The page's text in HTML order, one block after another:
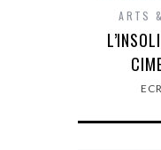
ARTS